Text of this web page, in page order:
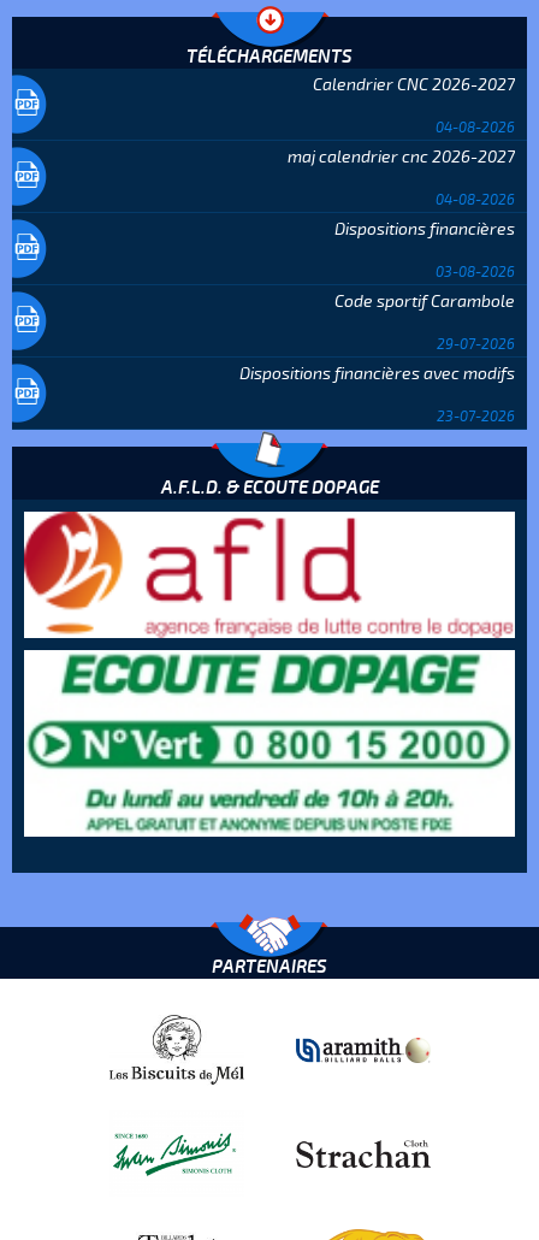
TÉLÉCHARGEMENTS
Calendrier CNC 2026-2027
04-08-2026
maj calendrier cnc 2026-2027
04-08-2026
Dispositions financières
03-08-2026
Code sportif Carambole
29-07-2026
Dispositions financières avec modifs
23-07-2026
A.F.L.D. & ECOUTE DOPAGE
PARTENAIRES